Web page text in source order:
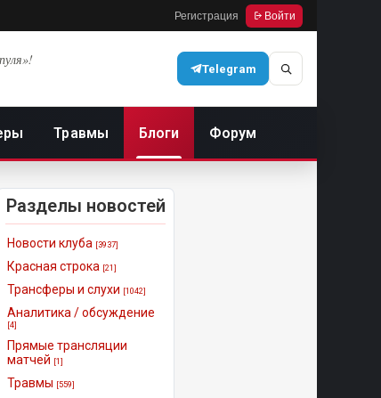
Регистрация Войти
Telegram
Травмы Блоги Форум
Разделы новостей
Новости клуба [3937]
Красная строка [21]
Трансферы и слухи [1042]
Аналитика / обсуждение
[4]
Прямые трансляции
матчей [1]
Травмы [559]